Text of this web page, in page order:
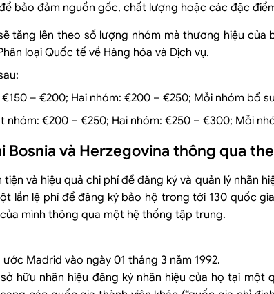
bảo đảm nguồn gốc, chất lượng hoặc các đặc
tăng lên theo số lượng nhóm mà thương hiệu
loại Quốc tế về Hàng hóa và Dịch vụ.
– €200; Hai nhóm: €200 – €250; Mỗi nhóm bổ
nhóm: €200 – €250; Hai nhóm: €250 – €300; Mỗi
Bosnia và Herzegovina thông qua
và hiệu quả chi phí để đăng ký và quản lý nhãn
lần lệ phí để đăng ký bảo hộ trong tới 130 quốc
mình thông qua một hệ thống tập trung.
Madrid vào ngày 01 tháng 3 năm 1992.
hữu nhãn hiệu đăng ký nhãn hiệu của họ tại một